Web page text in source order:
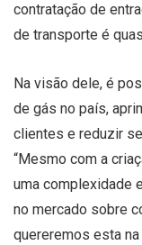
contratação de
de transporte é
Na visão dele, é
de gás no país,
clientes e reduzir
“Mesmo com a
uma complexidade
no mercado sobre
quereremos esta